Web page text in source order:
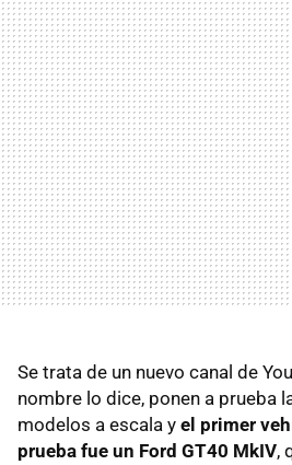
Se trata de un nuevo canal de
nombre lo dice, ponen a prueba
modelos a escala y el primer
prueba fue un Ford GT40 MkIV,